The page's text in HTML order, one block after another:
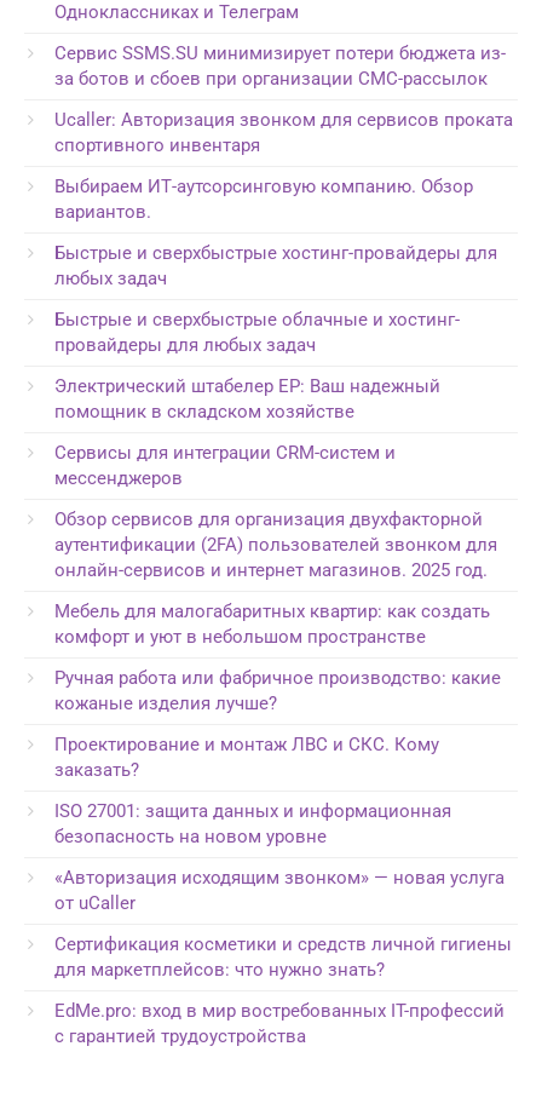
Одноклассниках и Телеграм
Сервис SSMS.SU минимизирует потери бюджета из-
за ботов и сбоев при организации СМС-рассылок
Ucaller: Авторизация звонком для сервисов проката
спортивного инвентаря
Выбираем ИТ-аутсорсинговую компанию. Обзор
вариантов.
Быстрые и сверхбыстрые хостинг-провайдеры для
любых задач
Быстрые и сверхбыстрые облачные и хостинг-
провайдеры для любых задач
Электрический штабелер EP: Ваш надежный
помощник в складском хозяйстве
Сервисы для интеграции CRM-систем и
мессенджеров
Обзор сервисов для организация двухфакторной
аутентификации (2FA) пользователей звонком для
онлайн-сервисов и интернет магазинов. 2025 год.
Мебель для малогабаритных квартир: как создать
комфорт и уют в небольшом пространстве
Ручная работа или фабричное производство: какие
кожаные изделия лучше?
Проектирование и монтаж ЛВС и СКС. Кому
заказать?
ISO 27001: защита данных и информационная
безопасность на новом уровне
«Авторизация исходящим звонком» — новая услуга
от uCaller
Сертификация косметики и средств личной гигиены
для маркетплейсов: что нужно знать?
EdMe.pro: вход в мир востребованных IT-профессий
с гарантией трудоустройства